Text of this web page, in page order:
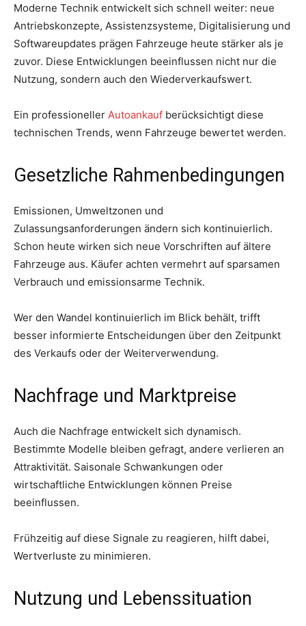
Moderne Technik entwickelt sich schnell weiter: neue
Antriebskonzepte, Assistenzsysteme, Digitalisierung und
Softwareupdates prägen Fahrzeuge heute stärker als je
zuvor. Diese Entwicklungen beeinflussen nicht nur die
Nutzung, sondern auch den Wiederverkaufswert.
Ein professioneller Autoankauf berücksichtigt diese
technischen Trends, wenn Fahrzeuge bewertet werden.
Gesetzliche Rahmenbedingungen
Emissionen, Umweltzonen und
Zulassungsanforderungen ändern sich kontinuierlich.
Schon heute wirken sich neue Vorschriften auf ältere
Fahrzeuge aus. Käufer achten vermehrt auf sparsamen
Verbrauch und emissionsarme Technik.
Wer den Wandel kontinuierlich im Blick behält, trifft
besser informierte Entscheidungen über den Zeitpunkt
des Verkaufs oder der Weiterverwendung.
Nachfrage und Marktpreise
Auch die Nachfrage entwickelt sich dynamisch.
Bestimmte Modelle bleiben gefragt, andere verlieren an
Attraktivität. Saisonale Schwankungen oder
wirtschaftliche Entwicklungen können Preise
beeinflussen.
Frühzeitig auf diese Signale zu reagieren, hilft dabei,
Wertverluste zu minimieren.
Nutzung und Lebenssituation